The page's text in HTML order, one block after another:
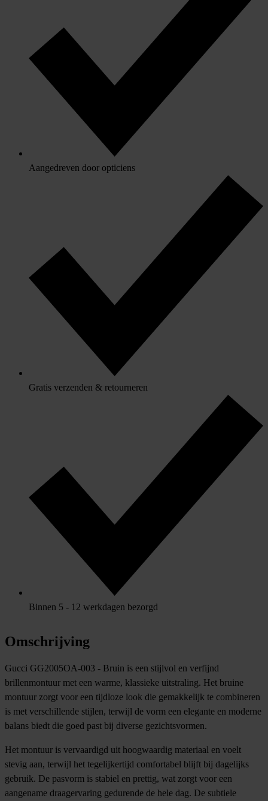
Aangedreven door opticiens
Gratis verzenden & retourneren
Binnen 5 - 12 werkdagen bezorgd
Omschrijving
Gucci GG2005OA-003 - Bruin is een stijlvol en verfijnd
brillenmontuur met een warme, klassieke uitstraling. Het bruine
montuur zorgt voor een tijdloze look die gemakkelijk te combineren
is met verschillende stijlen, terwijl de vorm een elegante en moderne
balans biedt die goed past bij diverse gezichtsvormen.
Het montuur is vervaardigd uit hoogwaardig materiaal en voelt
stevig aan, terwijl het tegelijkertijd comfortabel blijft bij dagelijks
gebruik. De pasvorm is stabiel en prettig, wat zorgt voor een
aangename draagervaring gedurende de hele dag. De subtiele